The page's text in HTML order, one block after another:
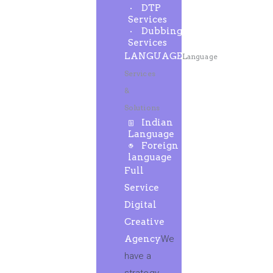
DTP
Services
Dubbing
Services
LANGUAGELanguage
Services
&
Solutions
Indian
Language
Foreign
language
Full
Service
Digital
Creative
AgencyWe
have a